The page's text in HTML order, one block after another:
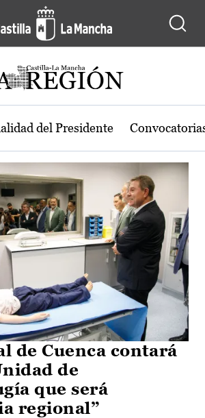
la región de Castilla-
del Presidente
de Cuenca contará
de
que será
regional”